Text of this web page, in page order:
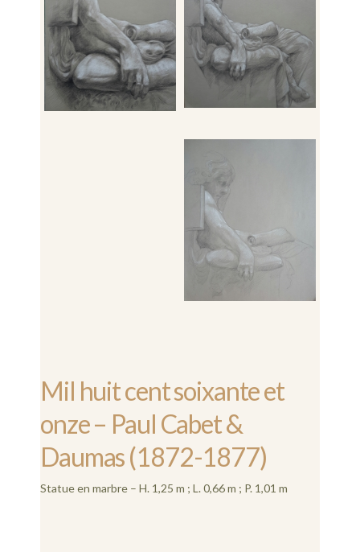
Mil huit cent soixante et
onze – Paul Cabet &
Daumas (1872-1877)
Statue en marbre – H. 1,25 m ; L. 0,66 m ; P. 1,01 m